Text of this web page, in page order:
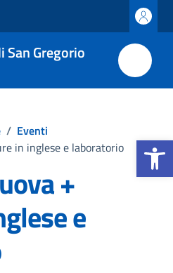
Apri la
San Gregorio
/ Eventi
in inglese e laboratorio
+
e